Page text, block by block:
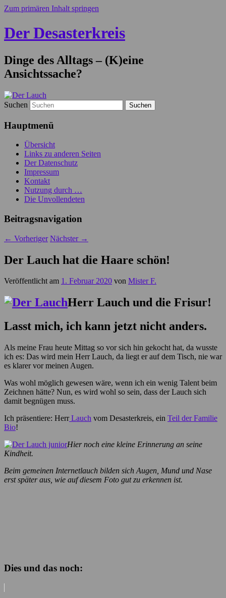
Zum primären Inhalt springen
Der Desasterkreis
Dinge des Alltags – (K)eine
Ansichtssache?
Suchen
Hauptmenü
Übersicht
Links zu anderen Seiten
Der Datenschutz
Impressum
Kontakt
Nutzung durch …
Die Unvollendeten
Beitragsnavigation
← Vorheriger Nächster →
Der Lauch hat die Haare schön!
Veröffentlicht am 1. Februar 2020 von Mister F.
Herr Lauch und die Frisur!
Lasst mich, ich kann jetzt nicht anders.
Als meine Frau heute Mittag so vor sich hin gekocht hat, da wusste
ich es: Das wird mein Herr Lauch, da liegt er auf dem Tisch, nie war
es klarer vor meinen Augen.
Was wohl möglich gewesen wäre, wenn ich ein wenig Talent beim
Zeichnen hätte? Nun, es wird wohl so sein, dass der Lauch sich
damit begnügen muss.
Ich präsentiere: HerrLauch vom Desasterkreis, ein Teil der Familie
Bio!
Hier noch eine kleine Erinnerung an seine
Kindheit.
Beim gemeinen Internetlauch bilden sich Augen, Mund und Nase
erst später aus, wie auf diesem Foto gut zu erkennen ist.
Dies und das noch: